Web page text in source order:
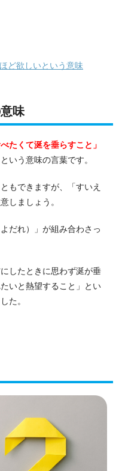
ど欲しいという意味
味
べたくて涎を垂らすこと」
という意味の言葉です。
もできますが、「すいえ
しましょう。
だれ）」が組み合わさっ
したときに思わず涎が垂
いと熱望すること」とい
た。